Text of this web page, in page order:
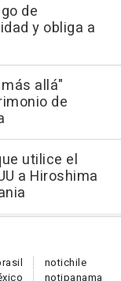
de
y obliga a
allá"
de
utilice el
a Hiroshima
notichile
notipanama